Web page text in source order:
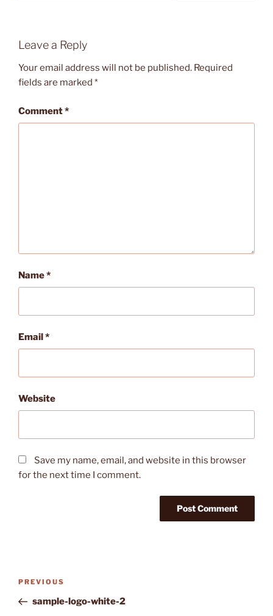
Leave a Reply
Your email address will not be published. Required
fields are marked *
Comment*
Name*
Email*
Website
Save my name, email, and website in this browser
for the next time I comment.
Post
Previous
Post
PREVIOUS
sample-logo-white-2